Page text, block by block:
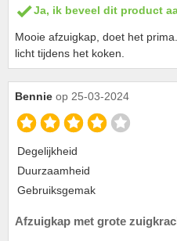
Ja, ik beveel dit product
Mooie afzuigkap, doet het
licht tijdens het koken.
Bennie op 25-03-2024
Degelijkheid
Duurzaamheid
Gebruiksgemak
Afzuigkap met grote